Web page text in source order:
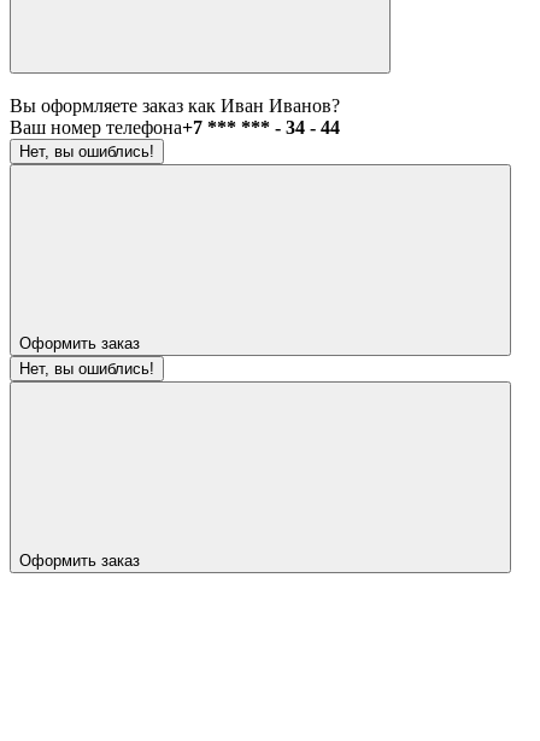
Вы оформляете заказ как Иван Иванов?
Ваш номер телефона+7 *** *** - 34 - 44
Нет, вы ошиблись!
Оформить заказ
Нет, вы ошиблись!
Оформить заказ